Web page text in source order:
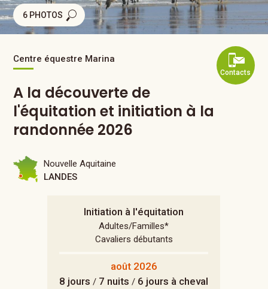
6 PHOTOS
Contacts
Centre équestre Marina
A la découverte de
l'équitation et initiation à la
randonnée 2026
Initiation à l'équitation
Adultes/Familles*
Cavaliers débutants
août 2026
8 jours / 7 nuits / 6 jours à cheval
Nouvelle Aquitaine
LANDES